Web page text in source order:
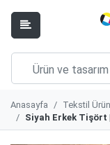
Anasayfa Tekstil
Siyah Erkek Tişört |